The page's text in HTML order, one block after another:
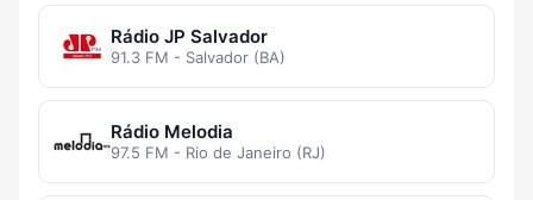
Rádio JP Salvador
91.3 FM - Salvador (BA)
Rádio Melodia
97.5 FM - Rio de Janeiro (RJ)